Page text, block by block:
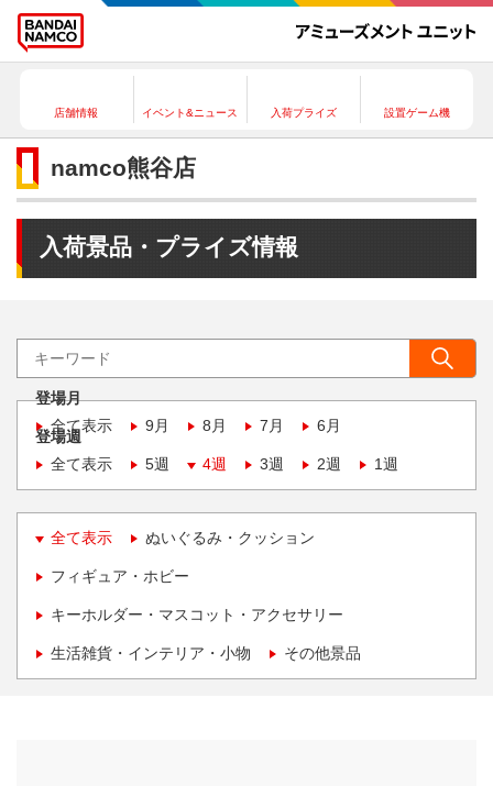
店舗情報 イベント&ニュース 入荷プライズ 設置ゲーム機
namco熊谷店
入荷景品・プライズ情報
登場月
全て表示
9月 8月 7月 6月
登場週
全て表示
5週 4週 3週 2週 1週
全て表示 ぬいぐるみ・クッション
フィギュア・ホビー
キーホルダー・マスコット・アクセサリー
生活雑貨・インテリア・小物 その他景品